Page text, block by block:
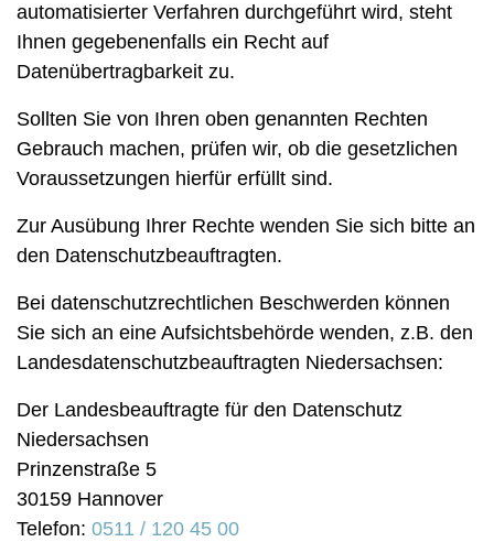
automatisierter Verfahren durchgeführt wird, steht
Ihnen gegebenenfalls ein Recht auf
Datenübertragbarkeit zu.
Sollten Sie von Ihren oben genannten Rechten
Gebrauch machen, prüfen wir, ob die gesetzlichen
Voraussetzungen hierfür erfüllt sind.
Zur Ausübung Ihrer Rechte wenden Sie sich bitte an
den Datenschutzbeauftragten.
Bei datenschutzrechtlichen Beschwerden können
Sie sich an eine Aufsichtsbehörde wenden, z.B. den
Landesdatenschutzbeauftragten Niedersachsen:
Der Landesbeauftragte für den Datenschutz
Niedersachsen
Prinzenstraße 5
30159 Hannover
Telefon: 0511 / 120 45 00